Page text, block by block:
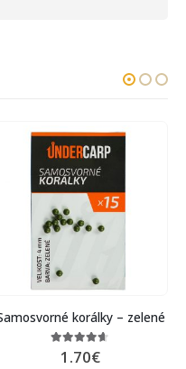
Háčiky Teflonové CHODDY
4.60 out of 5
3.60€